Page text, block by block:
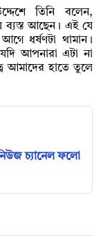
তিনি বলেন,
ব্যস্ত আছেন। এই যে
ধর্ষণটা থামান।
আপনারা এটা না
আমাদের হাতে তুলে
চ্যানেল ফলো